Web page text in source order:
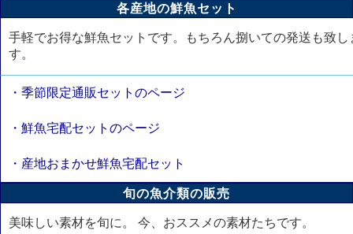
各産地の鮮魚セット
手軽でお得な鮮魚セットです。もちろん捌いての発送も致し
す。
・季節限定通販セットのページ
・鮮魚宅配セットのページ
・産地おまかせ鮮魚宅配セット
旬の魚介類の販売
美味しい素材を旬に。 今、おススメの素材たちです。